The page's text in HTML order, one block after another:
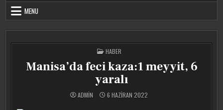
MENU
POSTED
IN
HABER
Manisa’da feci kaza:1 meyyit, 6
yaralı
ADMIN 6 HAZIRAN 2022